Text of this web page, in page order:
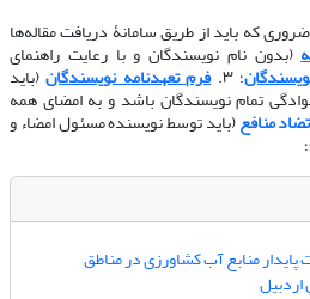
که باید از طریق سامانۀ دریافت مقاله‌ها
(بدون نام نویسندگان و با رعایت راهنمای
؛ ۳. فرم تعهدنامه نویسندگان(باید
تمام نویسندگان باشد و به امضای همه
منافع(باید توسط نویسنده مسئول امضاء و
پایدار منابع آب کشاورزی در مناطق